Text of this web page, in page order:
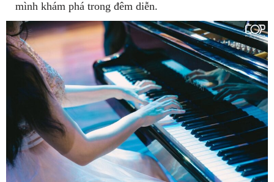
mình khám phá trong đêm diễn.